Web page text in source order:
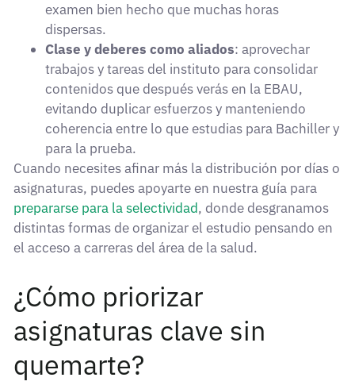
examen bien hecho que muchas horas
dispersas.
Clase y deberes como aliados: aprovechar
trabajos y tareas del instituto para consolidar
contenidos que después verás en la EBAU,
evitando duplicar esfuerzos y manteniendo
coherencia entre lo que estudias para Bachiller y
para la prueba.
Cuando necesites afinar más la distribución por días o
asignaturas, puedes apoyarte en nuestra guía para
prepararse para la selectividad, donde desgranamos
distintas formas de organizar el estudio pensando en
el acceso a carreras del área de la salud.
¿Cómo priorizar
asignaturas clave sin
quemarte?